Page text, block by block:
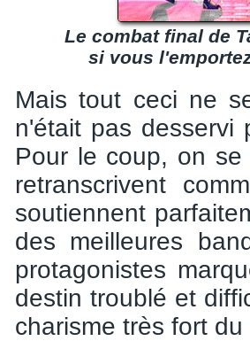
Le combat final de
si vous
Mais tout ceci ne
n'était pas desservi
Pour le coup, on
retranscrivent
soutiennent
des meilleures
protagonistes
destin troublé et
charisme très fort